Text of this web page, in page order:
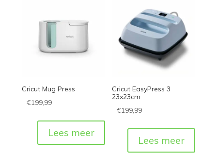
Cricut Mug Press
€199,99
Lees meer
Cricut EasyPress 3
23x23cm
€199,99
Lees meer